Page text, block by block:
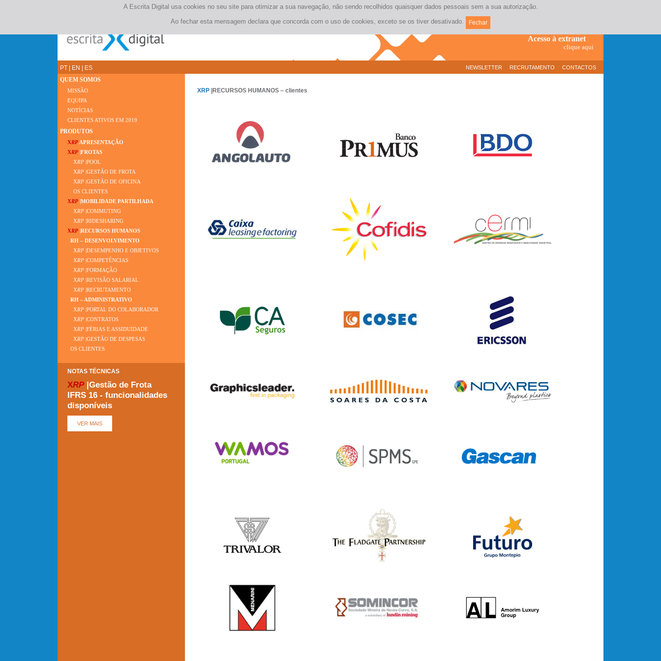
(+351) 21 381 17 10
Contacte-nos
A Escrita Digital usa cookies no seu site para otimizar a sua navegação, não sendo recolhidos quaisquer dados pessoais sem a sua autorização.
Ao fechar esta mensagem declara que concorda com o uso de cookies, exceto se os tiver desativado.
Fechar
Acesso à extranet
clique aqui
PT EN ES NEWSLETTER RECRUTAMENTO CONTACTOS
QUEM SOMOS
MISSÃO
EQUIPA
NOTÍCIAS
CLIENTES ATIVOS EM 2019
PRODUTOS
XRP APRESENTAÇÃO
XRP |FROTAS
XRP |POOL
XRP |GESTÃO DE FROTA
XRP |GESTÃO DE OFICINA
OS CLIENTES
XRP |MOBILIDADE PARTILHADA
XRP |COMMUTING
XRP |RIDESHARING
XRP |RECURSOS HUMANOS
RH – DESENVOLVIMENTO
XRP |DESEMPENHO E OBJETIVOS
XRP |COMPETÊNCIAS
XRP |FORMAÇÃO
XRP |REVISÃO SALARIAL
XRP |RECRUTAMENTO
RH – ADMINISTRATIVO
XRP |PORTAL DO COLABORADOR
XRP |CONTRATOS
XRP |FÉRIAS E ASSIDUIDADE
XRP |GESTÃO DE DESPESAS
OS CLIENTES
NOTAS TÉCNICAS
XRP|Gestão de Frota
IFRS 16 - funcionalidades
disponíveis
XRP |RECURSOS HUMANOS – clientes